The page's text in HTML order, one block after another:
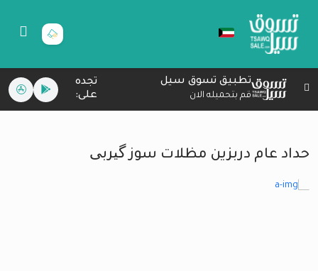
تطبيق تسوق سيل
قم بتحميله الان
تجده
على:
حداد عام دربزين مظلات سوز گیربی